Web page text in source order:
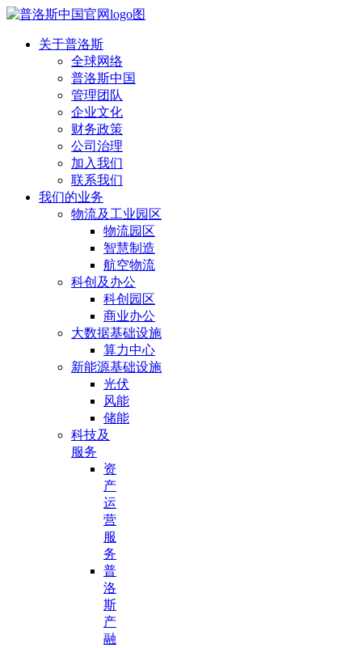
关于普洛斯
全球网络
普洛斯中国
管理团队
企业文化
财务政策
公司治理
加入我们
联系我们
我们的业务
物流及工业园区
物流园区
智慧制造
航空物流
科创及办公
科创园区
商业办公
大数据基础设施
算力中心
新能源基础设施
光伏
风能
储能
科技及
服务
资
产
运
营
服
务
普
洛
斯
产
融